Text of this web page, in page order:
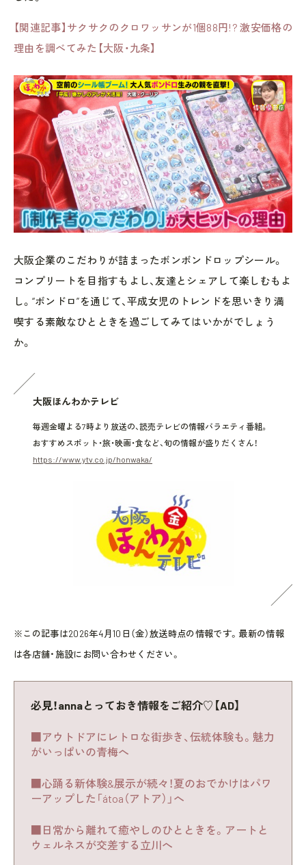
【関連記事】サクサクのクロワッサンが1個88円!? 激安価格の
理由を調べてみた【大阪・九条】
大阪企業のこだわりが詰まったボンボンドロップシール。
コンプリートを目指すもよし、友達とシェアして楽しむもよ
し。“ボンドロ”を通じて、平成女児のトレンドを思いきり満
喫する素敵なひとときを過ごしてみてはいかがでしょう
か。
大阪ほんわかテレビ
毎週金曜よる7時より放送の、読売テレビの情報バラエティ番組。
おすすめスポット・旅・映画・食など、旬の情報が盛りだくさん！
https://www.ytv.co.jp/honwaka/
※この記事は2026年4月10日（金）放送時点の情報です。最新の情報
は各店舗・施設にお問い合わせください。
必見！annaとっておき情報をご紹介♡【AD】
■アウトドアにレトロな街歩き、伝統体験も。魅力
がいっぱいの青梅へ
■心踊る新体験&展示が続々！夏のおでかけはパワ
ーアップした「átoa（アトア）」へ
■日常から離れて癒やしのひとときを。アートと
ウェルネスが交差する立川へ